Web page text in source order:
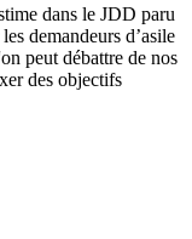
dans le JDD paru
demandeurs d’asile
peut débattre de nos
des objectifs